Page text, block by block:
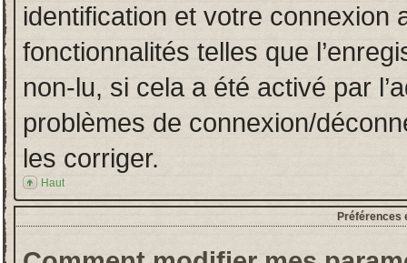
identification et votre connexion
fonctionnalités telles que
non-lu, si cela a été activé par
problèmes de connexion/
les corriger.
Haut
Préférences